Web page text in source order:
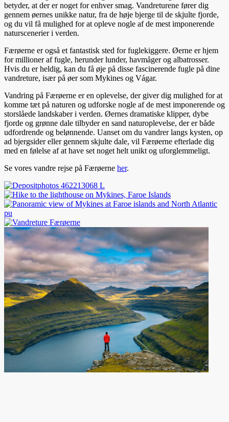
betyder, at der er noget for enhver smag. Vandreturene fører dig
gennem øernes unikke natur, fra de høje bjerge til de skjulte fjorde,
og du vil få mulighed for at opleve nogle af de mest imponerende
naturscenerier i verden.
Færøerne er også et fantastisk sted for fuglekiggere. Øerne er hjem
for millioner af fugle, herunder lunder, havmåger og albatrosser.
Hvis du er heldig, kan du få øje på disse fascinerende fugle på dine
vandreture, især på øer som Mykines og Vágar.
Vandring på Færøerne er en oplevelse, der giver dig mulighed for at
komme tæt på naturen og udforske nogle af de mest imponerende og
storslåede landskaber i verden. Øernes dramatiske klipper, dybe
fjorde og grønne dale tilbyder en sand naturoplevelse, der er både
udfordrende og belønnende. Uanset om du vandrer langs kysten, op
ad bjergsider eller gennem skjulte dale, vil Færøerne efterlade dig
med en følelse af at have set noget helt unikt og uforglemmeligt.
Se vores vandre rejse på Færøerne her.